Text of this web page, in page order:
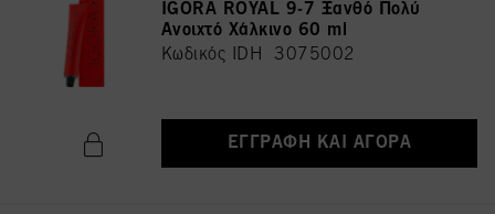
IGORA ROYAL 9-7 Ξανθό Πολύ
Ανοιχτό Χάλκινο 60 ml
Κωδικός IDH 3075002
ΕΓΓΡΑΦΉ ΚΑΙ ΑΓΟΡΆ